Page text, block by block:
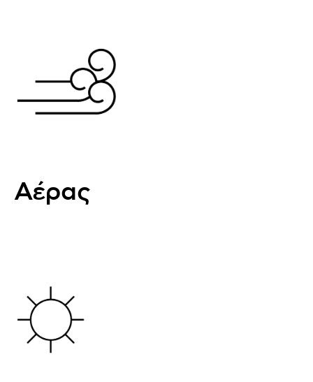
Αέρας